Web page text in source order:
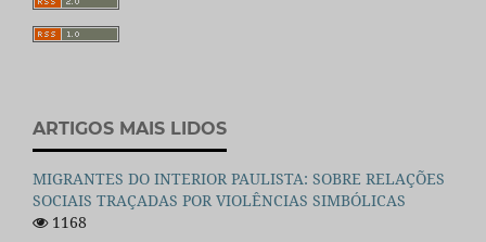
ARTIGOS MAIS LIDOS
MIGRANTES DO INTERIOR PAULISTA: SOBRE RELAÇÕES
SOCIAIS TRAÇADAS POR VIOLÊNCIAS SIMBÓLICAS
1168